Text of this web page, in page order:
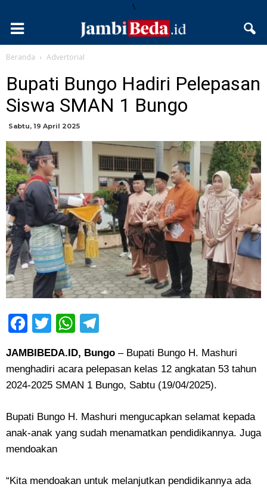
\
Beranda Advertorial
Bupati Bungo Hadiri Pelepasan
Siswa SMAN 1 Bungo
Sabtu, 19 April 2025
Facebook
TwitterWhatsApp
JAMBIBEDA.ID, Bungo – Bupati Bungo H. Mashuri
menghadiri acara pelepasan kelas 12 angkatan 53 tahun
2024-2025 SMAN 1 Bungo, Sabtu (19/04/2025).
Bupati Bungo H. Mashuri mengucapkan selamat kepada
anak-anak yang sudah menamatkan pendidikannya. Juga
mendoakan
“Kita mendoakan untuk melanjutkan pendidikannya ada